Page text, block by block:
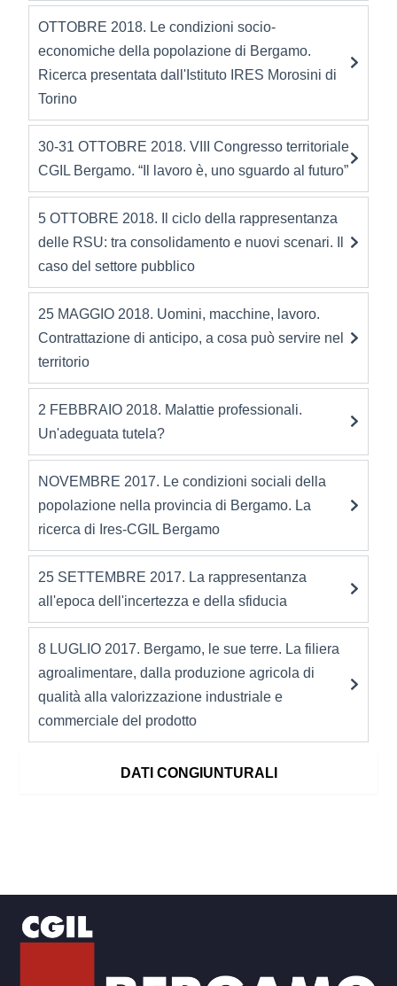
DATI CONGIUNTURALI
OTTOBRE 2018. Le condizioni socio-
economiche della popolazione di Bergamo.
Ricerca presentata dall'Istituto IRES Morosini di
Torino
30-31 OTTOBRE 2018. VIII Congresso territoriale
CGIL Bergamo. “Il lavoro è, uno sguardo al futuro”
5 OTTOBRE 2018. Il ciclo della rappresentanza
delle RSU: tra consolidamento e nuovi scenari. Il
caso del settore pubblico
25 MAGGIO 2018. Uomini, macchine, lavoro.
Contrattazione di anticipo, a cosa può servire nel
territorio
2 FEBBRAIO 2018. Malattie professionali.
Un'adeguata tutela?
NOVEMBRE 2017. Le condizioni sociali della
popolazione nella provincia di Bergamo. La
ricerca di Ires-CGIL Bergamo
25 SETTEMBRE 2017. La rappresentanza
all'epoca dell'incertezza e della sfiducia
8 LUGLIO 2017. Bergamo, le sue terre. La filiera
agroalimentare, dalla produzione agricola di
qualità alla valorizzazione industriale e
commerciale del prodotto